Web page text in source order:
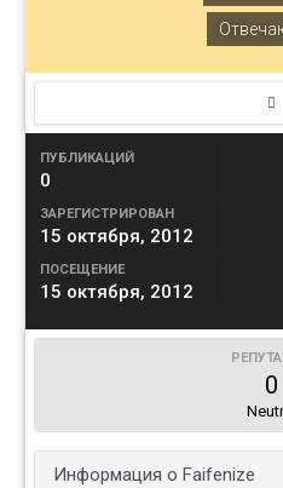
ПУБЛИКАЦИЙ
0
ЗАРЕГИСТРИРОВАН
15 октября, 2012
ПОСЕЩЕНИЕ
15 октября, 2012
0
Информация о Faifenize